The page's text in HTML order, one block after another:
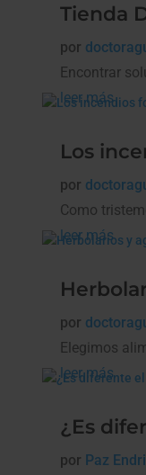
Tienda
por
Encontrar
leer más
Los
por
Como
leer más
por
Elegimos
leer más
¿Es
por Paz